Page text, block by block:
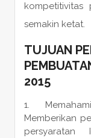
semakin ketat.
TUJUAN
2015
Memberikan
persyaratan